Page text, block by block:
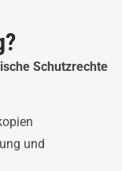
Schutzrechte
und